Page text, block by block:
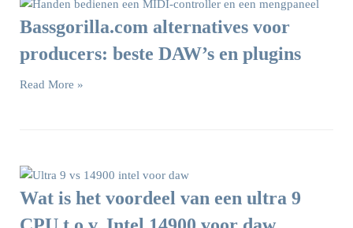
Bassgorilla.com alternatives voor
producers: beste DAW’s en plugins
Read More »
Wat is het voordeel van een ultra 9